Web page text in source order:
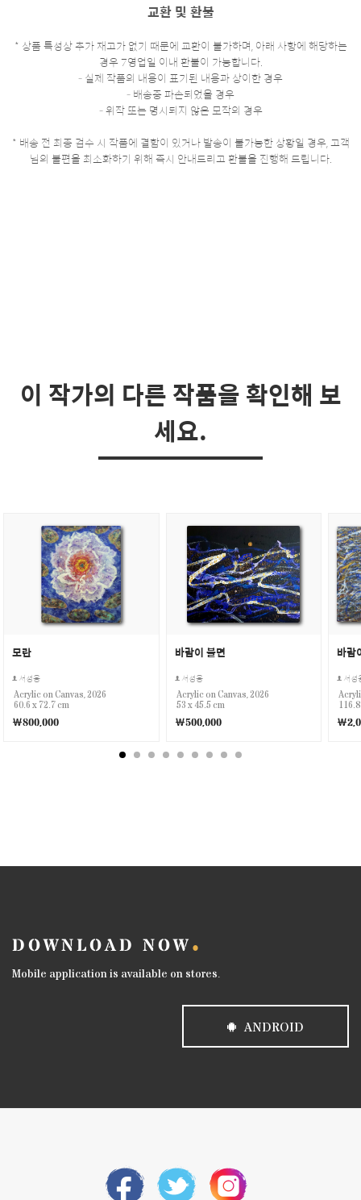
교환 및 환불
* 상품 특성상 추가 재고가 없기 때문에 교환이 불가하며, 아래 사항에 해당하는
경우 7영업일 이내 환불이 가능합니다.
- 실제 작품의 내용이 표기된 내용과 상이한 경우
- 배송중 파손되었을 경우
- 위작 또는 명시되지 않은 모작의 경우
* 배송 전 최종 검수 시 작품에 결함이 있거나 발송이 불가능한 상황일 경우, 고객
님의 불편을 최소화하기 위해 즉시 안내드리고 환불을 진행해 드립니다.
이 작가의 다른 작품을 확인해 보
세요.
모란
서성용
Acrylic on Canvas, 2026
60.6 x 72.7 cm
￦800,000
바람이 불면
서성용
Acrylic on Canvas, 2026
53 x 45.5 cm
￦500,000
바람
서성
￦
DOWNLOAD NOW
Mobile application is available on stores.
ANDROID